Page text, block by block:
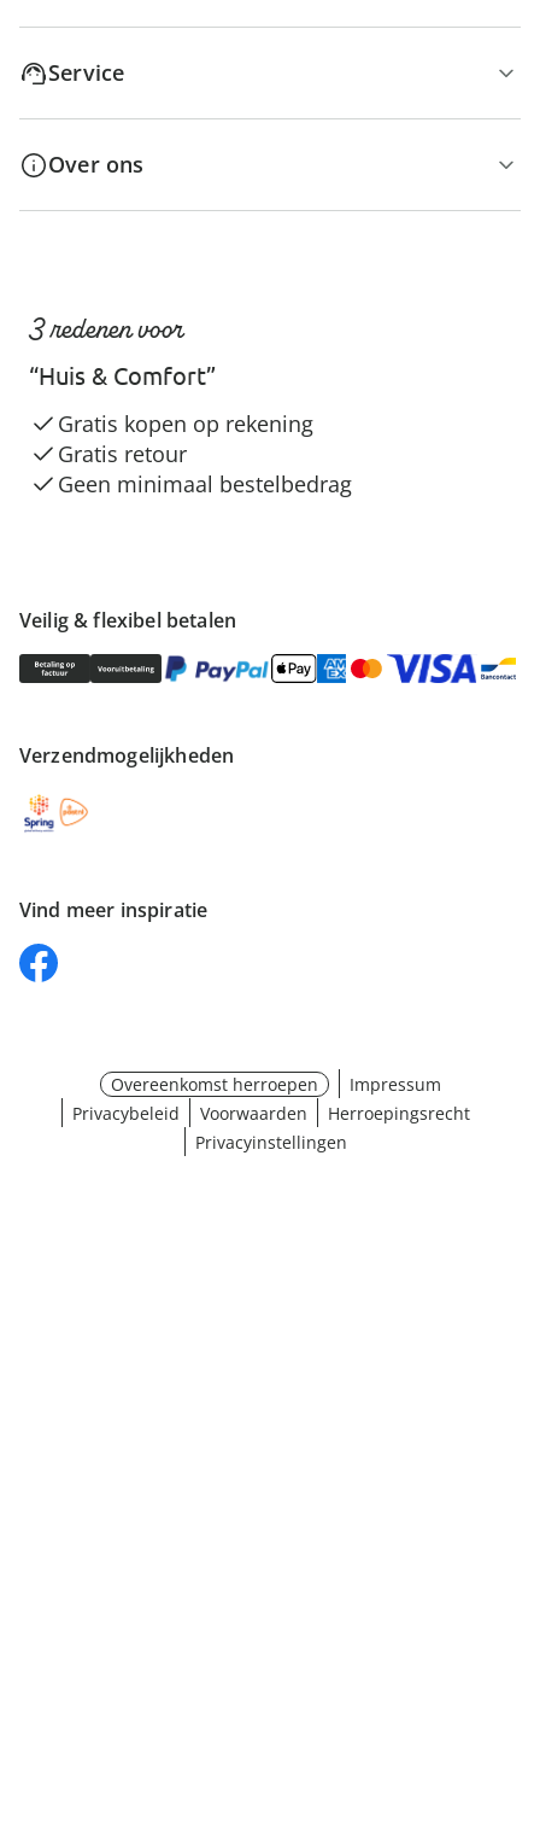
Service
Over ons
Veilig & flexibel betalen
Verzendmogelijkheden
Vind meer inspiratie
3 redenen voor
“Huis & Comfort”
Gratis kopen op rekening
Gratis retour
Geen minimaal bestelbedrag
Overeenkomst herroepen
Impressum
Privacybeleid
Voorwaarden
Herroepingsrecht
Privacyinstellingen